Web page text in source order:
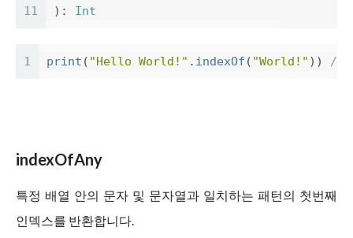
11
):
Int
1 print ( "Hello World!" . indexOf ( "World!" )) //
indexOfAny
특정 배열 안의 문자 및 문자열과 일치하는 패턴의 첫번째
인덱스를 반환합니다.